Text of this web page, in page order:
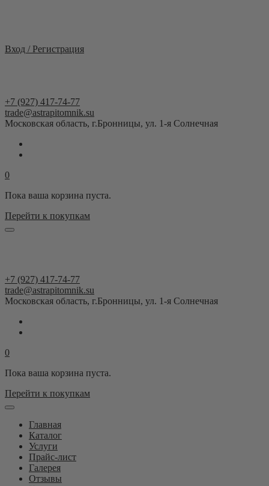
Вход / Регистрация
+7 (927) 417-74-77
trade@astrapitomnik.su
Московская область, г.Бронницы, ул. 1-я Солнечная
0
Пока ваша корзина пуста.
Перейти к покупкам
+7 (927) 417-74-77
trade@astrapitomnik.su
Московская область, г.Бронницы, ул. 1-я Солнечная
0
Пока ваша корзина пуста.
Перейти к покупкам
Главная
Каталог
Услуги
Прайс-лист
Галерея
Отзывы